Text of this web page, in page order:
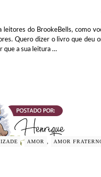
leitores do BrookeBells, como
Quero dizer o livro que deu
que a sua leitura …
, AMOR , AMOR